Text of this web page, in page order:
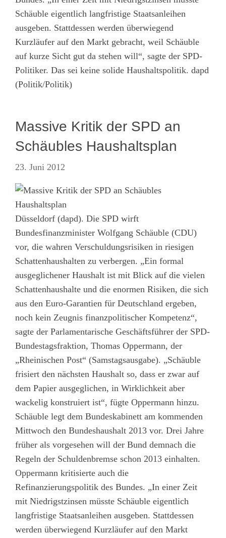
Schäuble eigentlich langfristige Staatsanleihen
ausgeben. Stattdessen werden überwiegend
Kurzläufer auf den Markt gebracht, weil Schäuble
auf kurze Sicht gut da stehen will“, sagte der SPD-
Politiker. Das sei keine solide Haushaltspolitik. dapd
(Politik/Politik)
Massive Kritik der SPD an
Schäubles Haushaltsplan
23. Juni 2012
Düsseldorf (dapd). Die SPD wirft
Bundesfinanzminister Wolfgang Schäuble (CDU)
vor, die wahren Verschuldungsrisiken in riesigen
Schattenhaushalten zu verbergen. „Ein formal
ausgeglichener Haushalt ist mit Blick auf die vielen
Schattenhaushalte und die enormen Risiken, die sich
aus den Euro-Garantien für Deutschland ergeben,
noch kein Zeugnis finanzpolitischer Kompetenz“,
sagte der Parlamentarische Geschäftsführer der SPD-
Bundestagsfraktion, Thomas Oppermann, der
„Rheinischen Post“ (Samstagsausgabe). „Schäuble
frisiert den nächsten Haushalt so, dass er zwar auf
dem Papier ausgeglichen, in Wirklichkeit aber
wackelig konstruiert ist“, fügte Oppermann hinzu.
Schäuble legt dem Bundeskabinett am kommenden
Mittwoch den Bundeshaushalt 2013 vor. Drei Jahre
früher als vorgesehen will der Bund demnach die
Regeln der Schuldenbremse schon 2013 einhalten.
Oppermann kritisierte auch die
Refinanzierungspolitik des Bundes. „In einer Zeit
mit Niedrigstzinsen müsste Schäuble eigentlich
langfristige Staatsanleihen ausgeben. Stattdessen
werden überwiegend Kurzläufer auf den Markt